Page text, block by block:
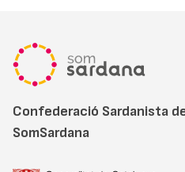
Confederació Sardanista
SomSardana